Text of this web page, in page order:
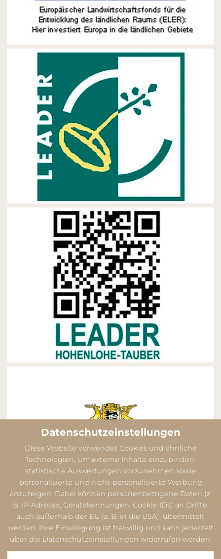
Datenschutzeinstellungen
Diese Website verwendet Cookies und ähnliche
Technologien, um externe Inhalte einzubinden,
statistische Auswertungen vorzunehmen sowie
personalisierte und nicht-personalisierte Werbung
anzuzeigen. Dabei können personenbezogene Daten (z.
B. IP-Adresse, Gerätekennungen, Cookie-IDs) an Dritte,
auch außerhalb der EU (z. B. in die USA), übermittelt
werden. Ihre Einwilligung ist freiwillig und kann jederzeit
über die Datenschutzeinstellungen widerrufen werden.
Datenschutz